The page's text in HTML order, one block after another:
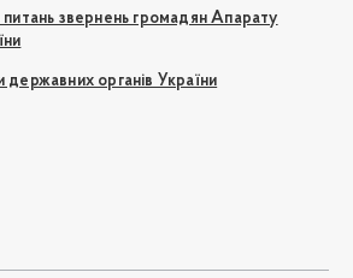
питань звернень громадян Апарату
державних органів України